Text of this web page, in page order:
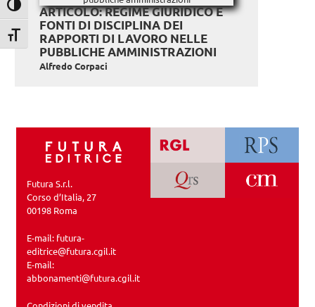
Attiva/disattiva alto contrasto
Attiva/disattiva dimensione testo
ARTICOLO: REGIME GIURIDICO E
FONTI DI DISCIPLINA DEI
RAPPORTI DI LAVORO NELLE
PUBBLICHE AMMINISTRAZIONI
Alfredo Corpaci
Futura S.r.l.
Corso d’Italia, 27
00198 Roma
E-mail: futura-
editrice@futura.cgil.it
E-mail:
abbonamenti@futura.cgil.it